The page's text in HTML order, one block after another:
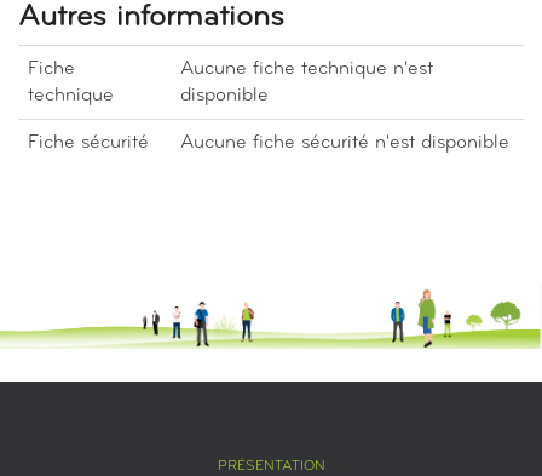
Autres informations
Fiche
technique
Aucune fiche technique n'est
disponible
Fiche sécurité Aucune fiche sécurité n'est disponible
PRÉSENTATION